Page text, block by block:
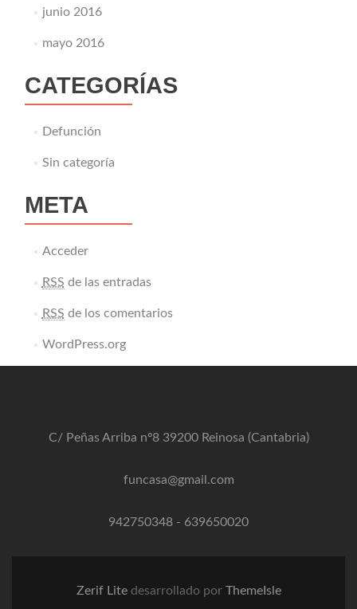
junio 2016
mayo 2016
CATEGORÍAS
Defunción
Sin categoría
META
Acceder
RSS de las entradas
RSS de los comentarios
WordPress.org
C/ Peñas Arriba nº8 39200 Reinosa (Cantabria)
funcasa@gmail.com
942750348 - 639650020
Zerif Lite desarrollado por ThemeIsle